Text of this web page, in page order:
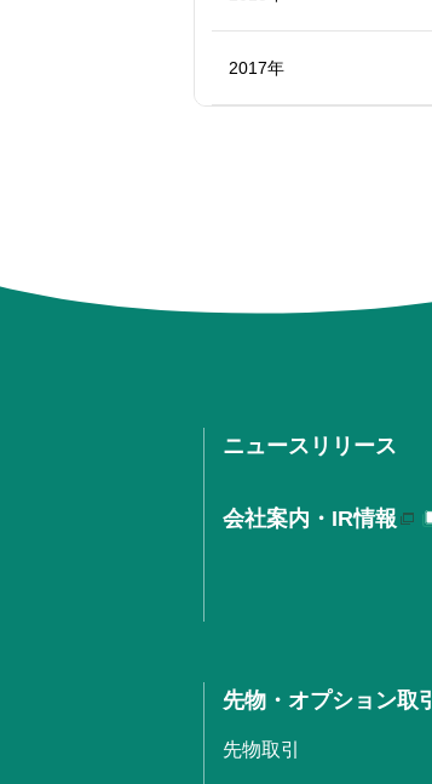
2017年
ニュースリリース
会社案内・IR情報
先物・オプション取引
先物取引